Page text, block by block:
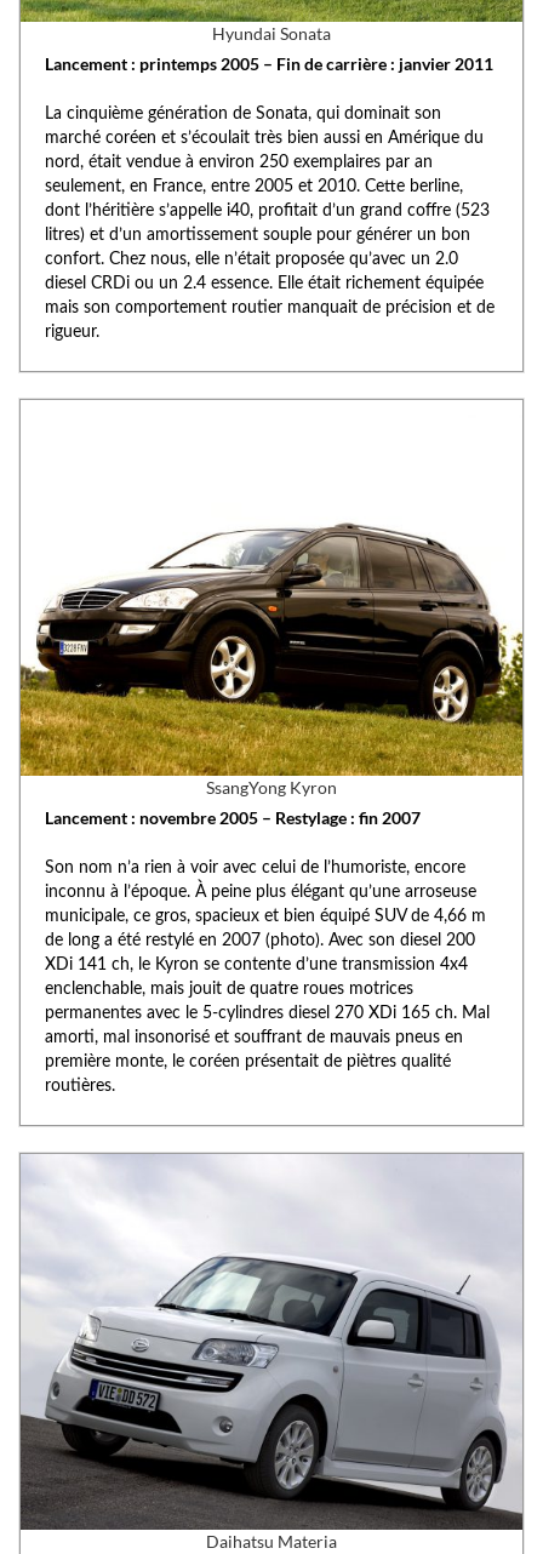
Hyundai Sonata
Lancement : printemps 2005 – Fin de carrière : janvier 2011
La cinquième génération de Sonata, qui dominait son
marché coréen et s’écoulait très bien aussi en Amérique du
nord, était vendue à environ 250 exemplaires par an
seulement, en France, entre 2005 et 2010. Cette berline,
dont l’héritière s’appelle i40, profitait d’un grand coffre (523
litres) et d’un amortissement souple pour générer un bon
confort. Chez nous, elle n’était proposée qu’avec un 2.0
diesel CRDi ou un 2.4 essence. Elle était richement équipée
mais son comportement routier manquait de précision et de
rigueur.
SsangYong Kyron
Lancement : novembre 2005 – Restylage : fin 2007
Son nom n’a rien à voir avec celui de l’humoriste, encore
inconnu à l’époque. À peine plus élégant qu’une arroseuse
municipale, ce gros, spacieux et bien équipé SUV de 4,66 m
de long a été restylé en 2007 (photo). Avec son diesel 200
XDi 141 ch, le Kyron se contente d’une transmission 4x4
enclenchable, mais jouit de quatre roues motrices
permanentes avec le 5-cylindres diesel 270 XDi 165 ch. Mal
amorti, mal insonorisé et souffrant de mauvais pneus en
première monte, le coréen présentait de piètres qualité
routières.
Daihatsu Materia